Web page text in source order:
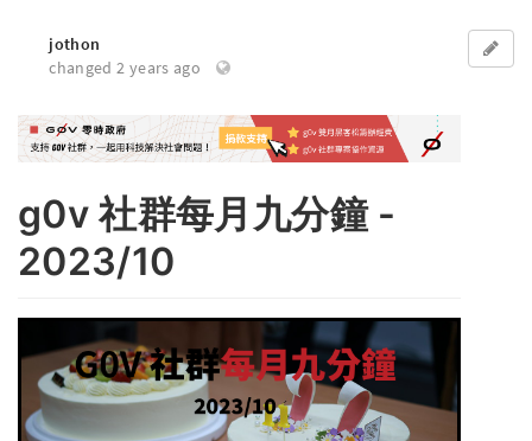
jothon
changed 2 years ago
g0v 社群每月九分鐘 -
2023/10